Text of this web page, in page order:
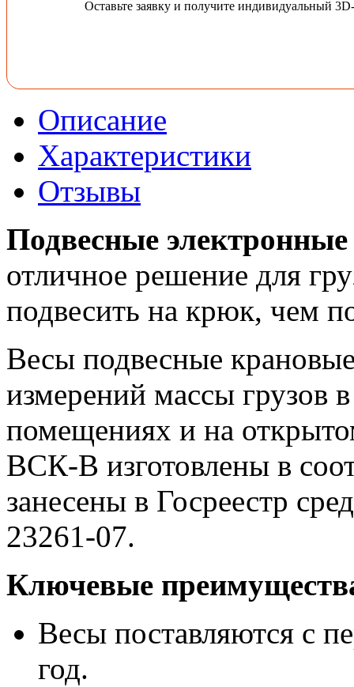
Оставьте заявку и получите индивидуальный
Описание
Характеристики
Отзывы
Подвесные
отличное решение для
подвесить на крюк, чем
Весы подвесные
измерений массы грузов
помещениях и на
ВСК-В изготовлены в
занесены в Госреестр
23261-07.
Ключевые
Весы поставляются с
год.